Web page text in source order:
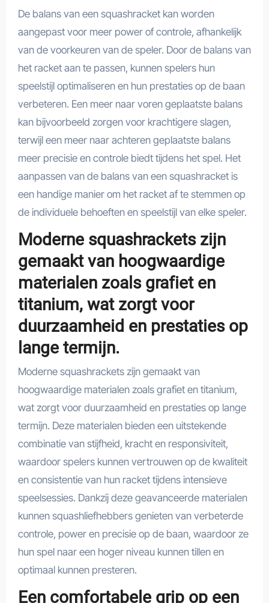
De balans van een squashracket kan worden
aangepast voor meer power of controle, afhankelijk
van de voorkeuren van de speler. Door de balans van
het racket aan te passen, kunnen spelers hun
speelstijl optimaliseren en hun prestaties op de baan
verbeteren. Een meer naar voren geplaatste balans
kan bijvoorbeeld zorgen voor krachtigere slagen,
terwijl een meer naar achteren geplaatste balans
meer precisie en controle biedt tijdens het spel. Het
aanpassen van de balans van een squashracket is
een handige manier om het racket af te stemmen op
de individuele behoeften en speelstijl van elke speler.
Moderne squashrackets zijn
gemaakt van hoogwaardige
materialen zoals grafiet en
titanium, wat zorgt voor
duurzaamheid en prestaties op
lange termijn.
Moderne squashrackets zijn gemaakt van
hoogwaardige materialen zoals grafiet en titanium,
wat zorgt voor duurzaamheid en prestaties op lange
termijn. Deze materialen bieden een uitstekende
combinatie van stijfheid, kracht en responsiviteit,
waardoor spelers kunnen vertrouwen op de kwaliteit
en consistentie van hun racket tijdens intensieve
speelsessies. Dankzij deze geavanceerde materialen
kunnen squashliefhebbers genieten van verbeterde
controle, power en precisie op de baan, waardoor ze
hun spel naar een hoger niveau kunnen tillen en
optimaal kunnen presteren.
Een comfortabele grip op een